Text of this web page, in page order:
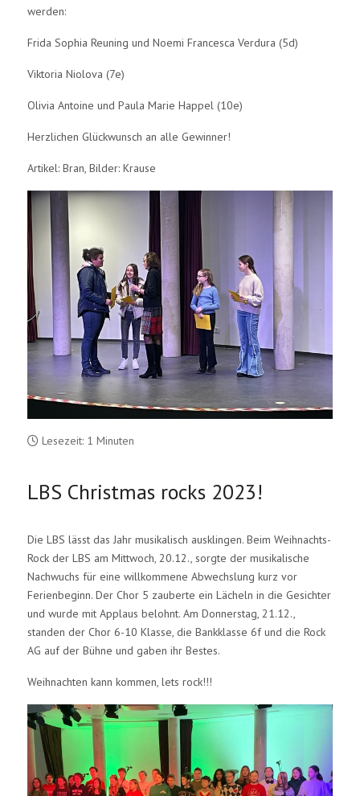
werden:
Frida Sophia Reuning und Noemi Francesca Verdura (5d)
Viktoria Niolova (7e)
Olivia Antoine und Paula Marie Happel (10e)
Herzlichen Glückwunsch an alle Gewinner!
Artikel: Bran, Bilder: Krause
Lesezeit: 1 Minuten
LBS Christmas rocks 2023!
Die LBS lässt das Jahr musikalisch ausklingen. Beim Weihnachts-
Rock der LBS am Mittwoch, 20.12., sorgte der musikalische
Nachwuchs für eine willkommene Abwechslung kurz vor
Ferienbeginn. Der Chor 5 zauberte ein Lächeln in die Gesichter
und wurde mit Applaus belohnt. Am Donnerstag, 21.12.,
standen der Chor 6-10 Klasse, die Bankklasse 6f und die Rock
AG auf der Bühne und gaben ihr Bestes.
Weihnachten kann kommen, lets rock!!!